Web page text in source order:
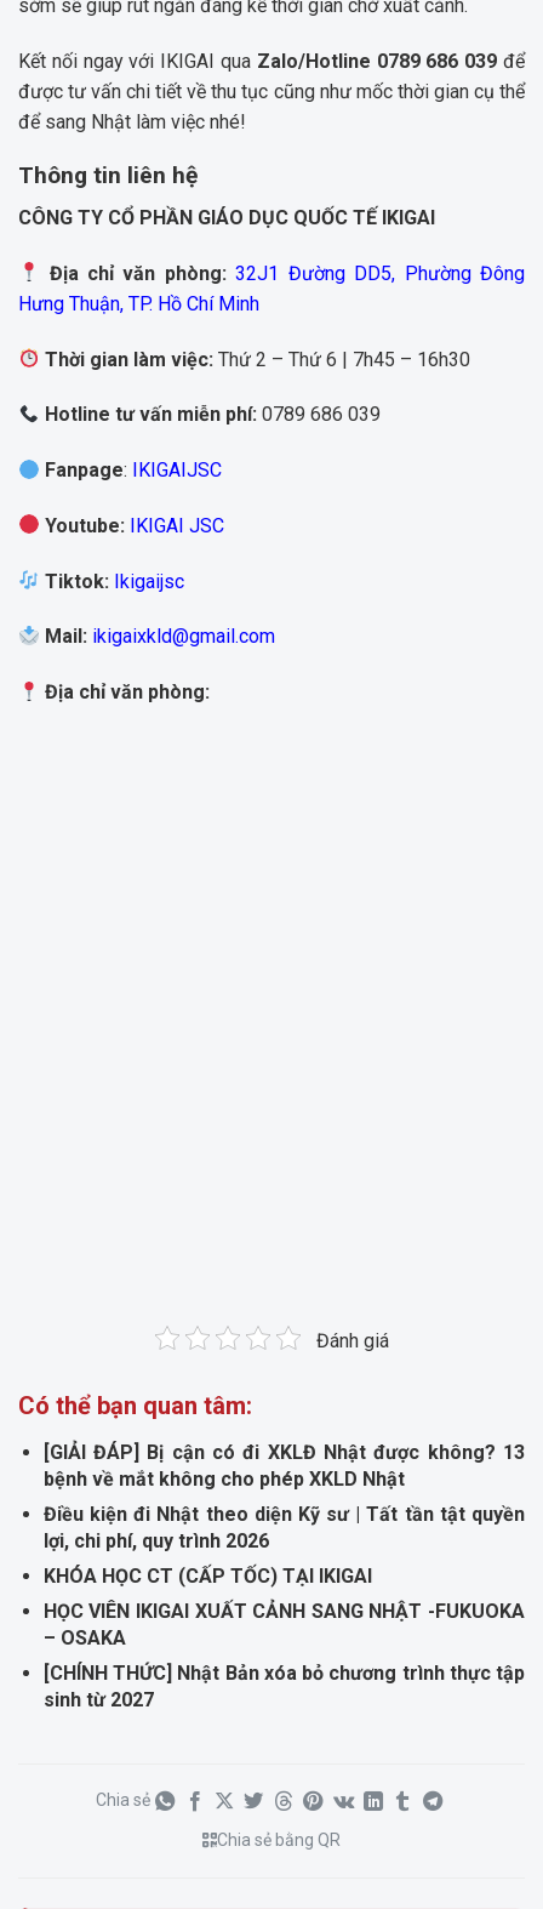
sớm sẽ giúp rút ngắn đáng kể thời gian chờ xuất cảnh.
Kết nối ngay với IKIGAI qua Zalo/Hotline 0789 686 039 để
được tư vấn chi tiết về thu tục cũng như mốc thời gian cụ thể
để sang Nhật làm việc nhé!
Thông tin liên hệ
CÔNG TY CỔ PHẦN GIÁO DỤC QUỐC TẾ IKIGAI
Địa chỉ văn phòng:32J1 Đường DD5, Phường Đông
Hưng Thuận, TP. Hồ Chí Minh
Thời gian làm việc:Thứ 2 – Thứ 6 | 7h45 – 16h30
Hotline tư vấn miễn phí:0789 686 039
Fanpage: IKIGAIJSC
Youtube: IKIGAI JSC
Tiktok: Ikigaijsc
Mail : ikigaixkld@gmail.com
Địa chỉ văn phòng:
Đánh giá
Có thể bạn quan tâm:
[GIẢI ĐÁP] Bị cận có đi XKLĐ Nhật được không? 13
bệnh về mắt không cho phép XKLD Nhật
Điều kiện đi Nhật theo diện Kỹ sư | Tất tần tật quyền
lợi, chi phí, quy trình 2026
KHÓA HỌC CT (CẤP TỐC) TẠI IKIGAI
HỌC VIÊN IKIGAI XUẤT CẢNH SANG NHẬT -FUKUOKA
– OSAKA
[CHÍNH THỨC] Nhật Bản xóa bỏ chương trình thực tập
sinh từ 2027
Chia sẻ
Chia sẻ bằng QR